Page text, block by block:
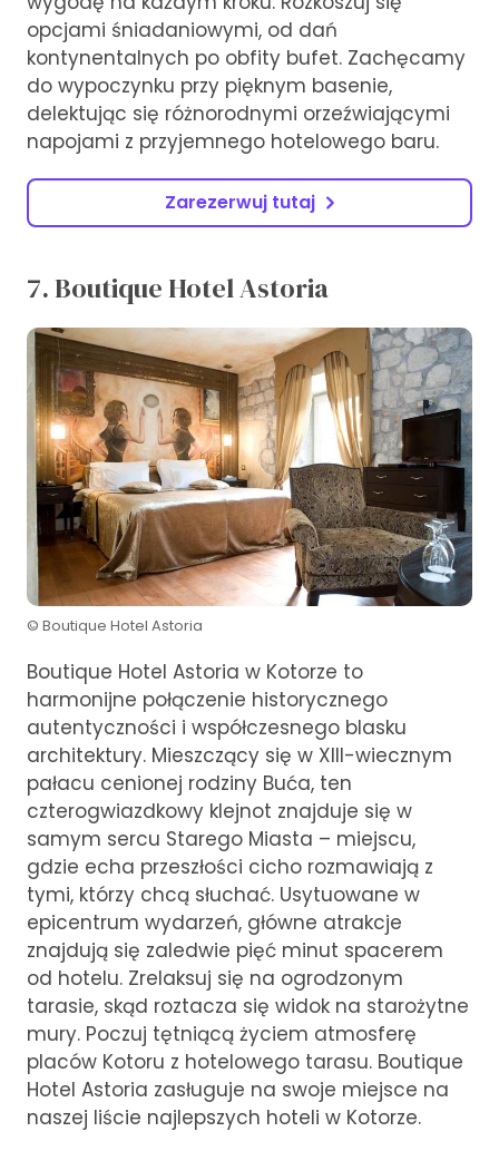
opcjami śniadaniowymi, od dań
kontynentalnych po obfity bufet. Zachęcamy
do wypoczynku przy pięknym basenie,
delektując się różnorodnymi orzeźwiającymi
napojami z przyjemnego hotelowego baru.
Zarezerwuj tutaj
7. Boutique Hotel Astoria
© Boutique Hotel Astoria
Boutique Hotel Astoria w Kotorze to
harmonijne połączenie historycznego
autentyczności i współczesnego blasku
architektury. Mieszczący się w XIII-wiecznym
pałacu cenionej rodziny Buća, ten
czterogwiazdkowy klejnot znajduje się w
samym sercu Starego Miasta – miejscu,
gdzie echa przeszłości cicho rozmawiają z
tymi, którzy chcą słuchać. Usytuowane w
epicentrum wydarzeń, główne atrakcje
znajdują się zaledwie pięć minut spacerem
od hotelu. Zrelaksuj się na ogrodzonym
tarasie, skąd roztacza się widok na starożytne
mury. Poczuj tętniącą życiem atmosferę
placów Kotoru z hotelowego tarasu. Boutique
Hotel Astoria zasługuje na swoje miejsce na
naszej liście najlepszych hoteli w Kotorze.